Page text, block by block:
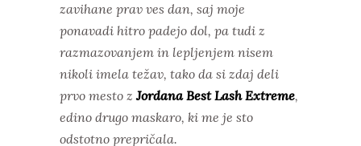
zavihane prav ves dan, saj moje
ponavadi hitro padejo dol, pa tudi z
razmazovanjem in lepljenjem nisem
nikoli imela težav, tako da si zdaj deli
prvo mesto zJordana Best Lash Extreme,
edino drugo maskaro, ki me je sto
odstotno prepričala.